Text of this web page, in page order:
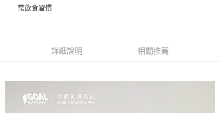
常飲食習慣
詳細說明 相關推薦